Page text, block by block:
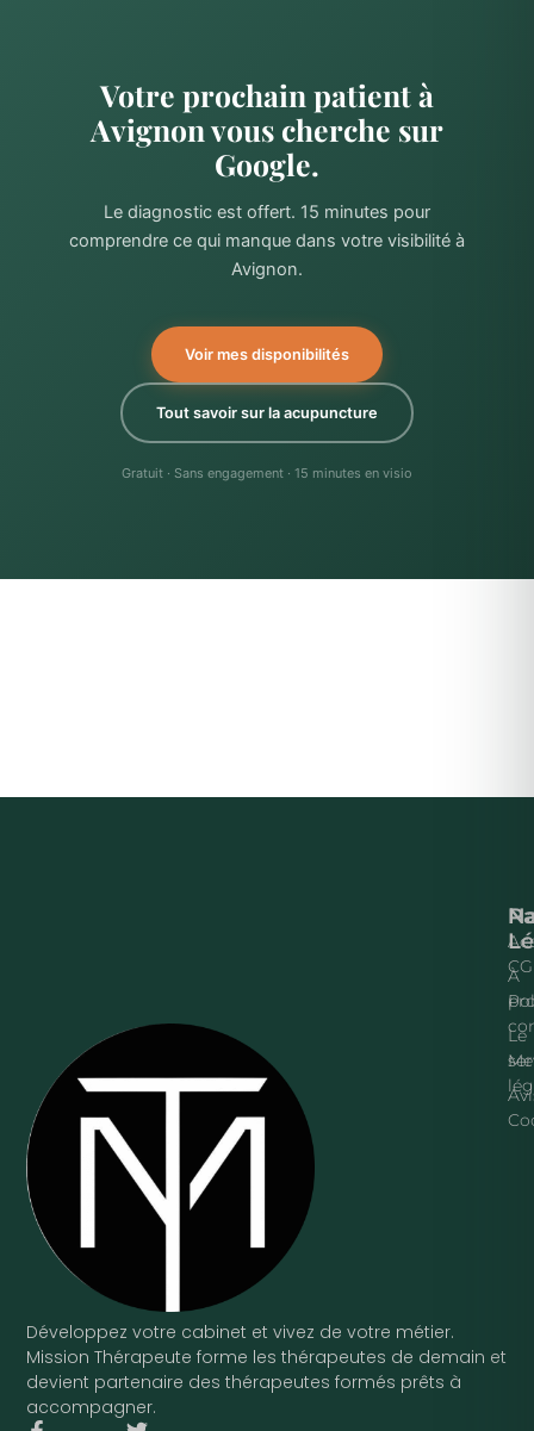
Votre prochain patient à
Avignon vous cherche sur
Google.
Le diagnostic est offert. 15 minutes pour
comprendre ce qui manque dans votre visibilité à
Avignon.
Voir mes disponibilités
Tout savoir sur la acupuncture
Gratuit · Sans engagement · 15 minutes en visio
Développez votre cabinet et vivez de votre métier.
Mission Thérapeute forme les thérapeutes de demain et
devient partenaire des thérapeutes formés prêts à
accompagner.
À
Le